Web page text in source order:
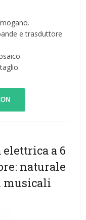
e trasduttore
a 6
naturale
musicali